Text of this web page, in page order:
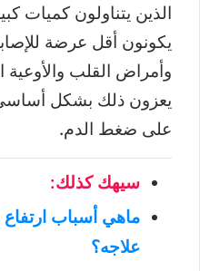
الذين يتناولون كميات
يكونون أقل عرضة
وأمراض القلب والأوعية
يعزون ذلك بشكل أساسي
على ضغط الدم.
سيهك كذلك:
ماهي أسباب
علاجه؟